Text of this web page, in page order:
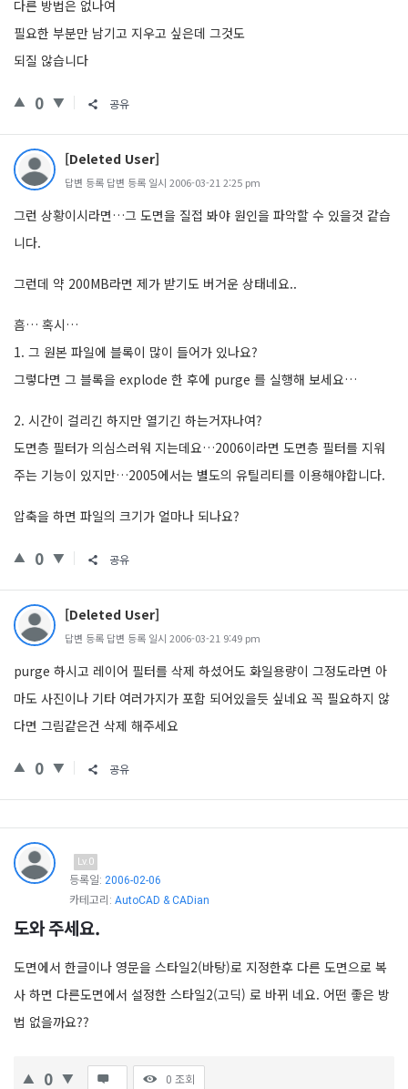
다른 방법은 없나여
필요한 부분만 남기고 지우고 싶은데 그것도
되질 않습니다
0 공유
[Deleted User]
답변 등록 답변 등록 일시 2006-03-21 2:25 pm
그런 상황이시라면…그 도면을 질접 봐야 원인을 파악할 수 있을것 같습
니다.
그런데 약 200MB라면 제가 받기도 버거운 상태네요..
흠… 혹시…
1. 그 원본 파일에 블록이 많이 들어가 있나요?
그렇다면 그 블록을 explode 한 후에 purge 를 실행해 보세요…
2. 시간이 걸리긴 하지만 열기긴 하는거자나여?
도면층 필터가 의심스러워 지는데요…2006이라면 도면층 필터를 지워
주는 기능이 있지만…2005에서는 별도의 유틸리티를 이용해야합니다.
압축을 하면 파일의 크기가 얼마나 되나요?
0 공유
[Deleted User]
답변 등록 답변 등록 일시 2006-03-21 9:49 pm
purge 하시고 레이어 필터를 삭제 하셨어도 화일용량이 그정도라면 아
마도 사진이나 기타 여러가지가 포함 되어있을듯 싶네요 꼭 필요하지 않
다면 그림같은건 삭제 해주세요
0 공유
Lv.0
등록일: 2006-02-06
카테고리: AutoCAD & CADian
도와 주세요.
도면에서 한글이나 영문을 스타일2(바탕)로 지정한후 다른 도면으로 복
사 하면 다른도면에서 설정한 스타일2(고딕) 로 바뀌 네요. 어떤 좋은 방
법 없을까요??
0 0 조회